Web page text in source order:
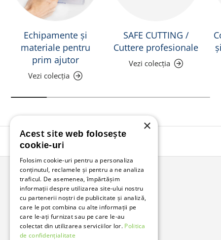
Echipamente și
materiale pentru
prim ajutor
Vezi colecția
SAFE CUTTING /
Cuttere profesionale
Vezi colecția
Înapoi în sus
Bunzl Romania
Soluții complete pentru afacerea ta.
FacebookLinkedIn
×
Acest site web folosește
cookie-uri
Folosim cookie-uri pentru a personaliza
conținutul, reclamele și pentru a ne analiza
traficul. De asemenea, împărtășim
informații despre utilizarea site-ului nostru
cu partenerii noștri de publicitate și analiză,
care le pot combina cu alte informații pe
care le-ați furnizat sau pe care le-au
colectat din utilizarea serviciilor lor. Politica
de confidențialitate